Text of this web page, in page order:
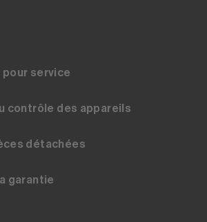
service
contrôle des appareils
détachées
garantie